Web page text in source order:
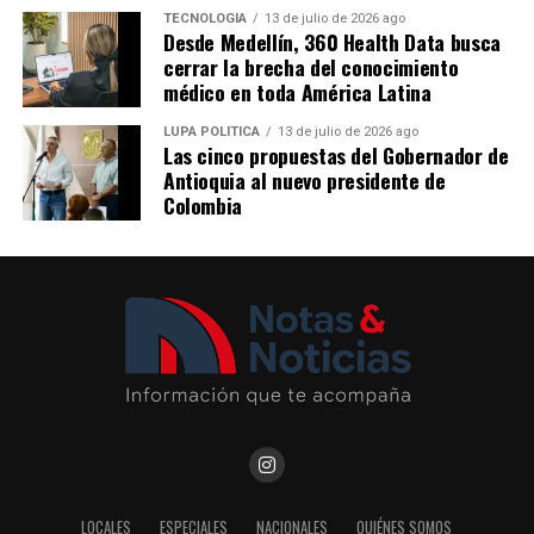
Me gusta esto:
Del 6 al 17 de agosto, Plaza Cines, el pasillo Norte y
este año contará con México como país invitado, en un
encuentro que reunirá el patrimonio cultural de ambos
territorios y la presencia de artesanos de diferentes
departamentos colombianos.
Por su parte, Plaza Palmas albergará hasta el 17 de
agosto «El vuelo más alto», un mural interactivo
TECNOLOGÍA 13 de julio de 2026 ago
Desde Medellín, 360 Health Data busca
cerrar la brecha del conocimiento
médico en toda América Latina
LUPA POLÍTICA 13 de julio de 2026 ago
Las cinco propuestas del Gobernador de
Antioquia al nuevo presidente de
Colombia
LOCALES ESPECIALES NACIONALES QUIÉNES SOMOS